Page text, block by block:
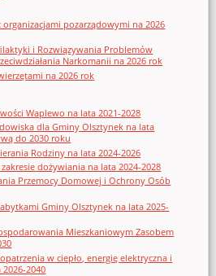
organizacjami pozarządowymi na 2026
i Rozwiązywania Problemów
Narkomanii na 2026 rok
na 2026 rok
Waplewo na lata 2021-2028
dla Gminy Olsztynek na lata
do 2030 roku
Rodziny na lata 2024-2026
dożywiania na lata 2024-2028
Przemocy Domowej i Ochrony Osób
Gminy Olsztynek na lata 2025-
Mieszkaniowym Zasobem
w ciepło, energię elektryczna i
2040